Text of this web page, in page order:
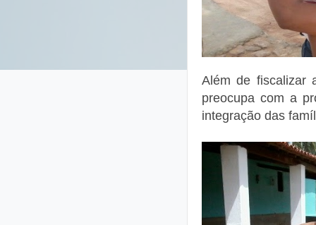
Além de fiscalizar
preocupa com a
integração das